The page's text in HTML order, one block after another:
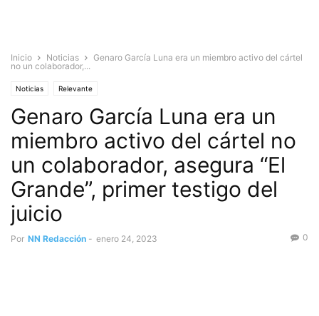
Inicio Noticias
Genaro García Luna era un miembro activo del cártel
no un colaborador,...
Noticias Relevante
Genaro García Luna era un
miembro activo del cártel no
un colaborador, asegura “El
Grande”, primer testigo del
juicio
Por NN Redacción - enero 24, 2023 0